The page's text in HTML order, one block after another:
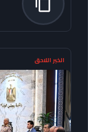
الخبر اللاحق